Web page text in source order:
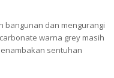
bangunan dan mengurangi
warna grey masih
sentuhan